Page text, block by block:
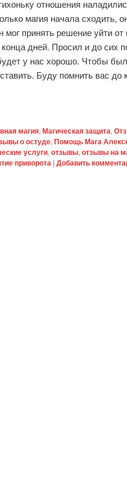
отношения
магия начала сходить,
мог принять решение уйти
конца дней. Просил и до сих
у нас хорошо. Чтобы
Буду помнить вас до
магия, Магическая защита,
о остуде, Помощь Мага
услуги, отзывы, отзывы на
приворота | Добавить